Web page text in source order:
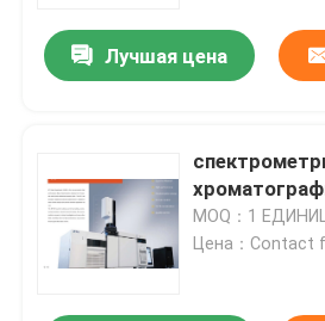
Лучшая цена
MOQ：1
Цена：Contact